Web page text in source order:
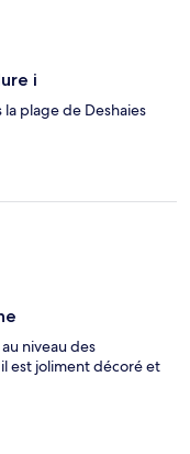
i
plage de Deshaies
niveau des
est joliment décoré et